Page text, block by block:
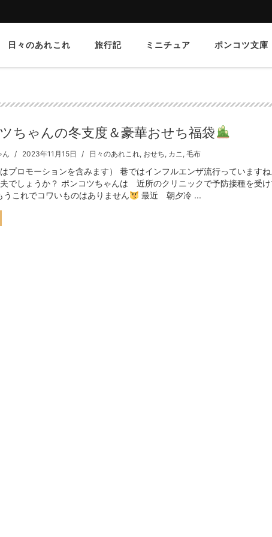
日々のあれこれ 旅行記 ミニチュア ポンコツ文庫
ちゃんの冬支度＆豪華おせち福袋
ん 2023年11月15日 日々のあれこれ, おせち, カニ,毛布
はプロモーションを含みます） 巷ではインフルエンザ流行っています
でしょうか？ ポンコツちゃんは 近所のクリニックで予防接種を受け
うこれでコワいものはありません 最近 朝夕冷 ...